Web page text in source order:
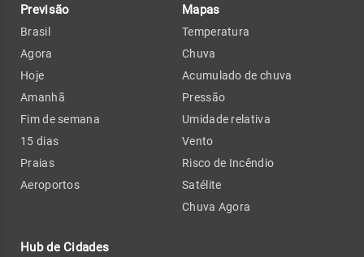
Previsão
Brasil
Agora
Hoje
Amanhã
Fim de semana
15 dias
Praias
Aeroportos
Hub de Cidades
Mapas
Temperatura
Chuva
Acumulado de chuva
Pressão
Umidade relativa
Vento
Risco de Incêndio
Satélite
Chuva Agora